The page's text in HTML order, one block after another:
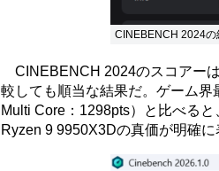
CINEBENCH 2024の
CINEBENCH 2024のスコアー
較しても順当な結果だ。ゲーム界
Multi Core：1298pts）と比べる
Ryzen 9 9950X3Dの真価が明確に